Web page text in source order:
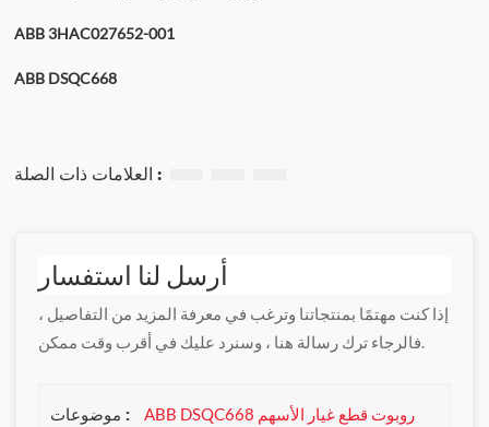
ABB 3HAC027652-001
ABB DSQC668
العلامات ذات الصلة :
أرسل لنا استفسار
إذا كنت مهتمًا بمنتجاتنا وترغب في معرفة المزيد من التفاصيل ،
فالرجاء ترك رسالة هنا ، وسنرد عليك في أقرب وقت ممكن.
موضوعات : ABB DSQC668 روبوت قطع غيار الأسهم